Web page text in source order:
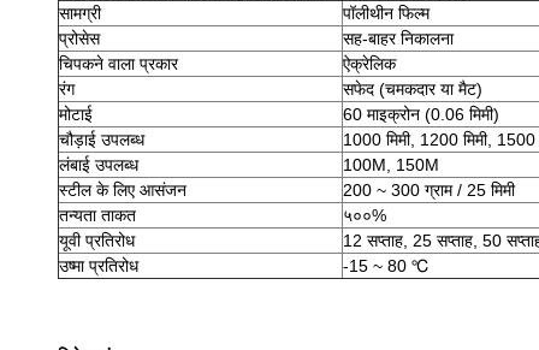
सामग्री
पॉलीथीन फिल्म
प्रोसेस
सह-बाहर निकालना
चिपकने वाला प्रकार
ऐक्रेलिक
रंग
सफेद (चमकदार या मैट)
मोटाई
60 माइक्रोन (0.06 मिमी)
चौड़ाई उपलब्ध
1000 मिमी, 1200 मिमी, 1500
लंबाई उपलब्ध
100M, 150M
स्टील के लिए आसंजन
200 ~ 300 ग्राम / 25 मिमी
तन्यता ताकत
५००%
यूवी प्रतिरोध
12 सप्ताह, 25 सप्ताह, 50
उष्मा प्रतिरोध
-15 ~ 80 ℃